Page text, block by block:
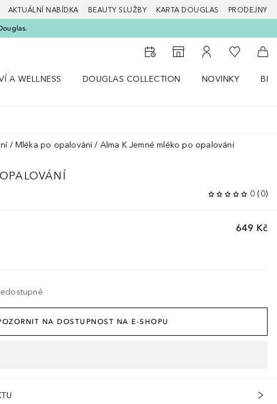
AKTUÁLNÍ NABÍDKA BEAUTY SLUŽBY KARTA DOUGLAS PRODEJNY
K vyhledávači prodejen
K mému účtu
K mému
Do
A WELLNESS
DOUGLAS COLLECTION
NOVINKY
Mléka po opalování Alma K Jemné mléko po opalování
0 (0)
649 Kč
NA DOSTUPNOST NA E-SHOPU